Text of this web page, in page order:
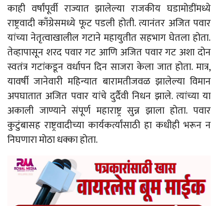
काही वर्षांपूर्वी राज्यात झालेल्या राजकीय घडामोडींमध्ये
राष्ट्रवादी काँग्रेसमध्ये फूट पडली होती. त्यानंतर अजित पवार
यांच्या नेतृत्वाखालील गटाने महायुतीत सहभाग घेतला होता.
तेव्हापासून शरद पवार गट आणि अजित पवार गट अशा दोन
स्वतंत्र गटांकडून वर्धापन दिन साजरा केला जात होता. मात्र,
यावर्षी जानेवारी महिन्यात बारामतीजवळ झालेल्या विमान
अपघातात अजित पवार यांचे दुर्दैवी निधन झाले. त्यांच्या या
अकाली जाण्याने संपूर्ण महाराष्ट्र सुन्न झाला होता. पवार
कुटुंबासह राष्ट्रवादीच्या कार्यकर्त्यांसाठी हा कधीही भरून न
निघणारा मोठा धक्का होता.